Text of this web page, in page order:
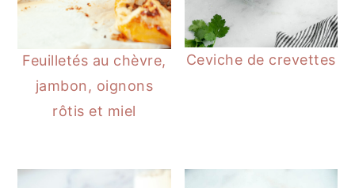
Feuilletés au chèvre,
jambon, oignons
rôtis et miel
Ceviche de crevettes